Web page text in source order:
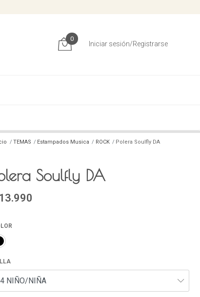
0
Iniciar sesión/Registrarse
TEMAS Estampados Musica ROCK Polera Soulfly DA
Soulfly DA